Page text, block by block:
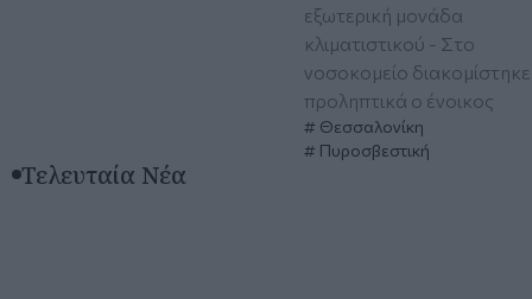
εξωτερική μονάδα
κλιματιστικού - Στο
νοσοκομείο διακομίστηκε
προληπτικά ο ένοικος
Θεσσαλονίκη
Πυροσβεστική
Τελευταία Νέα